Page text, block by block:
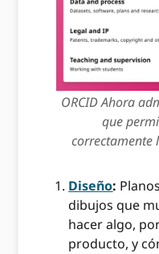
ORCID Ahora
que
correctamente
Diseño:
dibujos que
hacer algo,
producto, y